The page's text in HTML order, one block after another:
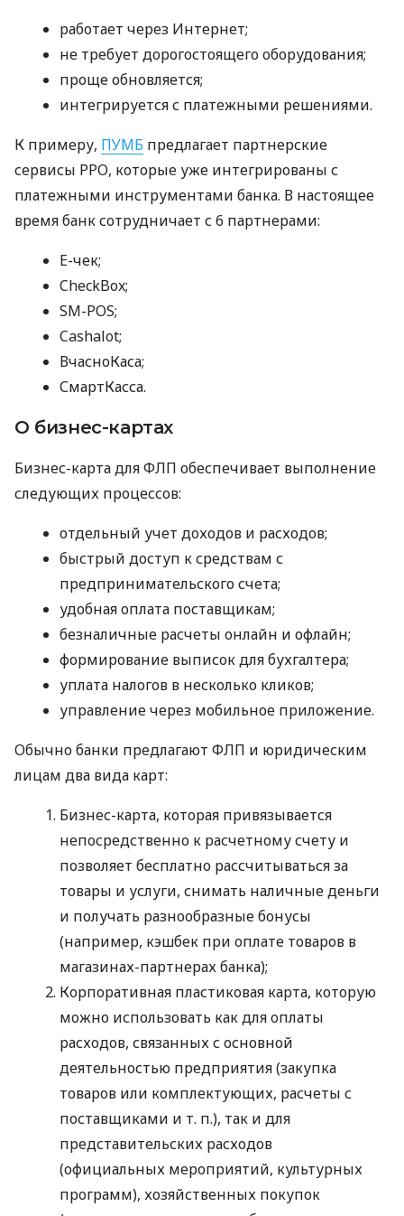
работает через Интернет;
не требует дорогостоящего оборудования;
проще обновляется;
интегрируется с платежными решениями.
К примеру, ПУМБ предлагает партнерские
сервисы РРО, которые уже интегрированы с
платежными инструментами банка. В настоящее
время банк сотрудничает с 6 партнерами:
E-чек;
CheckBox;
SM-POS;
Cashalot;
ВчасноКаса;
СмартКасса.
О бизнес-картах
Бизнес-карта для ФЛП обеспечивает выполнение
следующих процессов:
отдельный учет доходов и расходов;
быстрый доступ к средствам с
предпринимательского счета;
удобная оплата поставщикам;
безналичные расчеты онлайн и офлайн;
формирование выписок для бухгалтера;
уплата налогов в несколько кликов;
управление через мобильное приложение.
Обычно банки предлагают ФЛП и юридическим
лицам два вида карт:
Бизнес-карта, которая привязывается
непосредственно к расчетному счету и
позволяет бесплатно рассчитываться за
товары и услуги, снимать наличные деньги
и получать разнообразные бонусы
(например, кэшбек при оплате товаров в
магазинах-партнерах банка);
Корпоративная пластиковая карта, которую
можно использовать как для оплаты
расходов, связанных с основной
деятельностью предприятия (закупка
товаров или комплектующих, расчеты с
поставщиками и т. п.), так и для
представительских расходов
(официальных мероприятий, культурных
программ), хозяйственных покупок